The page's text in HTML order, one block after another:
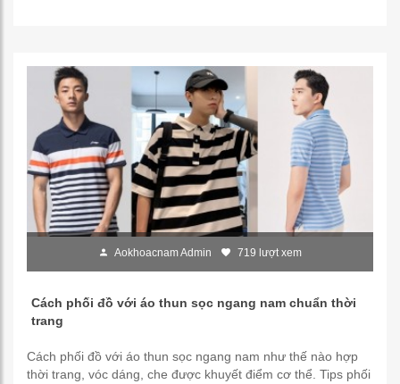
Aokhoacnam Admin 719 lượt xem
Cách phối đồ với áo thun sọc ngang nam chuẩn thời
trang
Cách phối đồ với áo thun sọc ngang nam như thế nào hợp
thời trang, vóc dáng, che được khuyết điểm cơ thể. Tips phối